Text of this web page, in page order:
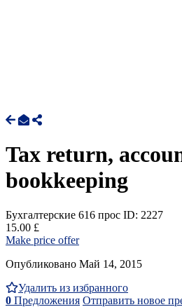
Tax return,
bookkeeping
Бухгалтерские 616 прос ID: 2227
15.00 £
Make price offer
Опубликовано Май 14, 2015
Удалить из избранного
0 Предложения Отправить новое